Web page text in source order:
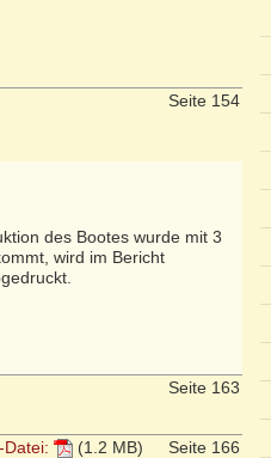
Seite 154
des Bootes wurde mit 3
wird im Bericht
Seite 163
Datei: (1.2 MB)
Seite 166